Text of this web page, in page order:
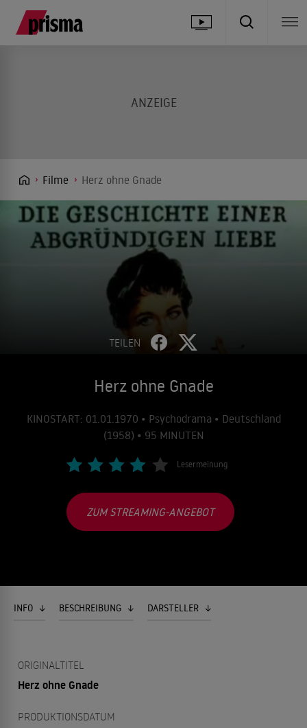
Filme Herz ohne Gnade
TEILEN
Herz ohne Gnade
KINOSTART: 01.01.1970 • Psychodrama • Deutschland
(1958) • 95 MINUTEN
Lesermeinung
ZUM STREAMING-ANGEBOT
INFO BESCHREIBUNG DARSTELLER
ORIGINALTITEL
Herz ohne Gnade
PRODUKTIONSDATUM